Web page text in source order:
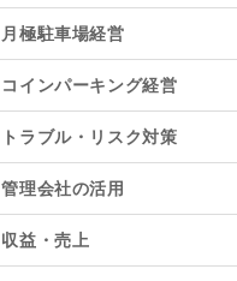
月極駐車場経営
コインパーキング経営
トラブル・リスク対策
管理会社の活用
収益・売上